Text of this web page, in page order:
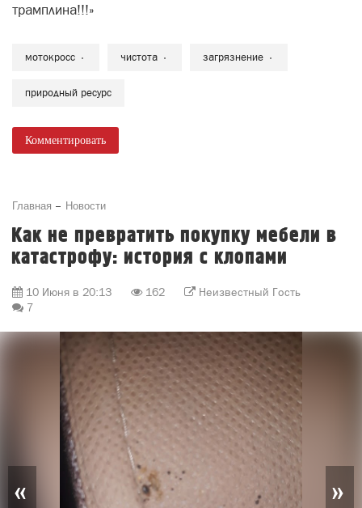
трамплина!!!»
мотокросс чистота загрязнение
природный ресурс
Комментировать
Главная Новости
Как не превратить покупку мебели в
катастрофу: история с клопами
10 Июня в 20:13 162
Неизвестный Гость
7
« »